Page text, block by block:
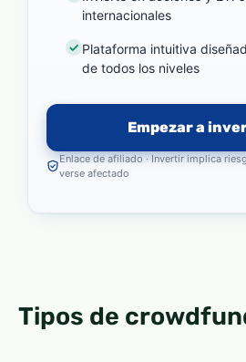
internacionales
Plataforma intuitiva
de todos los niveles
Empezar a
Enlace de afiliado · Invertir implica
verse afectado
Tipos de